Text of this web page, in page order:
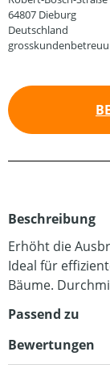
64807 Dieburg
Deutschland
Beschreibung
Erhöht die
Ideal für
Bäume.
Passend zu
Bewertungen